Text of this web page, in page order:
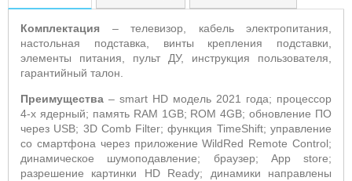
Комплектация – телевизор, кабель электропитания,
настольная подставка, винты крепления подставки,
элементы питания, пульт ДУ, инструкция пользователя,
гарантийный талон.
Преимущества – smart HD модель 2021 года; процессор
4-х ядерный; память RAM 1GB; ROM 4GB; обновление ПО
через USB; 3D Comb Filter; функция TimeShift; управление
со смартфона через приложениеWildRed Remote Control;
динамическое шумоподавление; браузер; App store;
разрешение картинки HD Ready; динамики направлены